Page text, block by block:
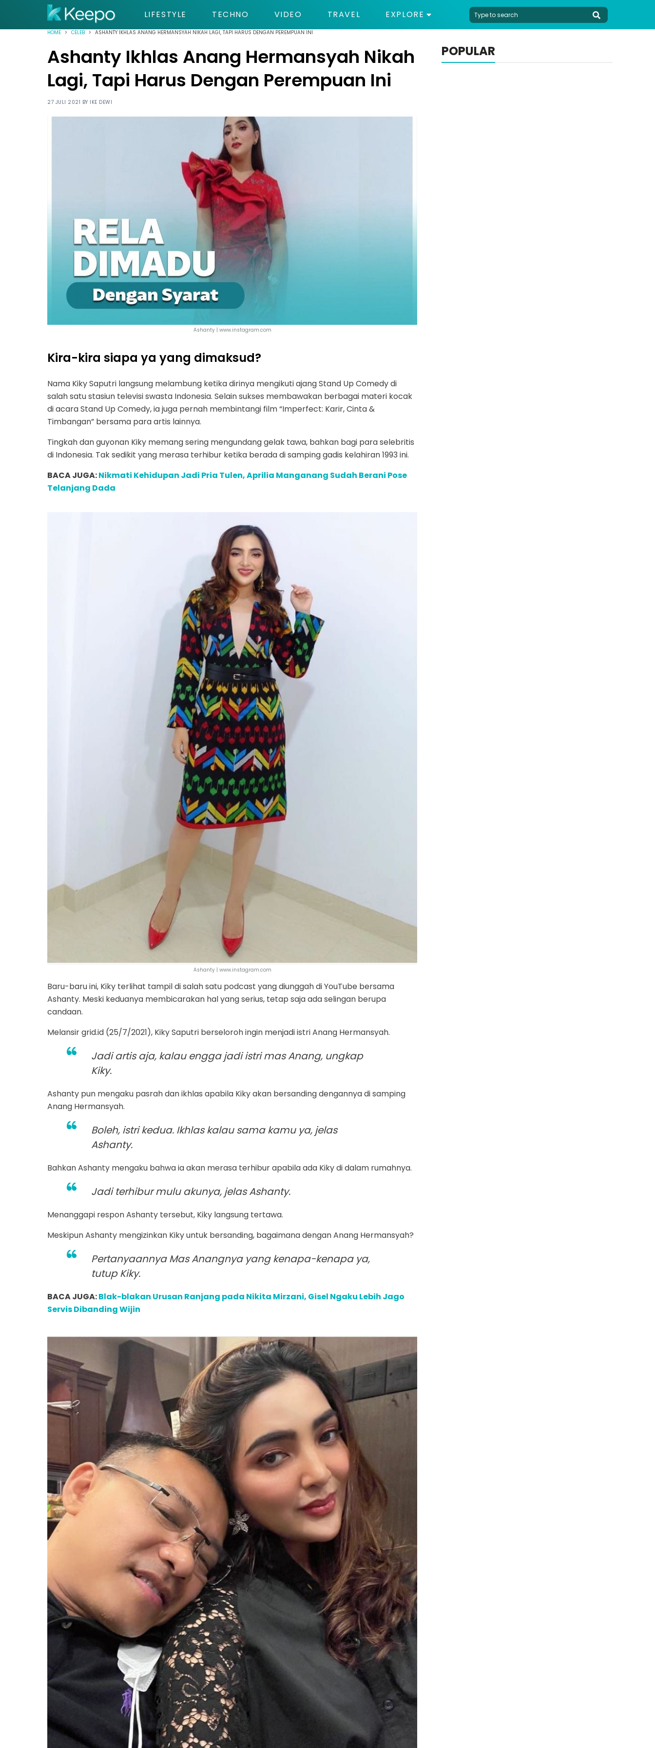
LIFESTYLE TECHNO VIDEO TRAVEL EXPLORE
HOME CELEB ASHANTY IKHLAS ANANG HERMANSYAH NIKAH LAGI, TAPI HARUS DENGAN PEREMPUAN INI
Ashanty Ikhlas Anang Hermansyah Nikah
Lagi, Tapi Harus Dengan Perempuan Ini
27 JULI 2021 BY IKE DEWI
Ashanty | www.instagram.com
Kira-kira siapa ya yang dimaksud?
Nama Kiky Saputri langsung melambung ketika dirinya mengikuti ajang Stand Up Comedy di
salah satu stasiun televisi swasta Indonesia. Selain sukses membawakan berbagai materi kocak
di acara Stand Up Comedy, ia juga pernah membintangi film “Imperfect: Karir, Cinta &
Timbangan” bersama para artis lainnya.
Tingkah dan guyonan Kiky memang sering mengundang gelak tawa, bahkan bagi para selebritis
di Indonesia. Tak sedikit yang merasa terhibur ketika berada di samping gadis kelahiran 1993 ini.
BACA JUGA:Nikmati Kehidupan Jadi Pria Tulen, Aprilia Manganang Sudah Berani Pose
Telanjang Dada
Ashanty | www.instagram.com
Baru-baru ini, Kiky terlihat tampil di salah satu podcast yang diunggah di YouTube bersama
Ashanty. Meski keduanya membicarakan hal yang serius, tetap saja ada selingan berupa
candaan.
Melansir grid.id (25/7/2021), Kiky Saputri berseloroh ingin menjadi istri Anang Hermansyah.
Jadi artis aja, kalau engga jadi istri mas Anang, ungkap
Kiky.
Ashanty pun mengaku pasrah dan ikhlas apabila Kiky akan bersanding dengannya di samping
Anang Hermansyah.
Boleh, istri kedua. Ikhlas kalau sama kamu ya, jelas
Ashanty.
Bahkan Ashanty mengaku bahwa ia akan merasa terhibur apabila ada Kiky di dalam rumahnya.
Jadi terhibur mulu akunya, jelas Ashanty.
Menanggapi respon Ashanty tersebut, Kiky langsung tertawa.
Meskipun Ashanty mengizinkan Kiky untuk bersanding, bagaimana dengan Anang Hermansyah?
Pertanyaannya Mas Anangnya yang kenapa-kenapa ya,
tutup Kiky.
BACA JUGA:Blak-blakan Urusan Ranjang pada Nikita Mirzani, Gisel Ngaku Lebih Jago
Servis Dibanding Wijin
POPULAR